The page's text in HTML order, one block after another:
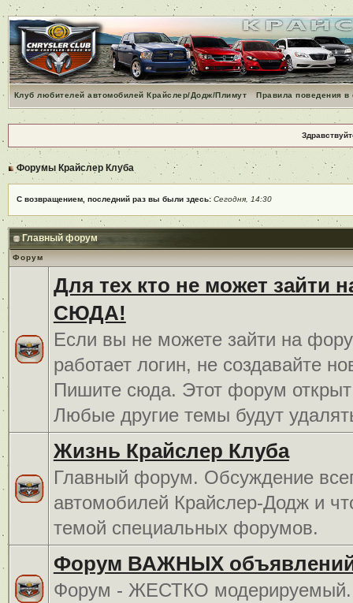
Клуб любителей автомобилей Крайслер/Додж/Плимут Правила поведения
Форумы Крайслер Клуба
С возвращением, последний раз вы были здесь: Сегодня, 14:30
Главный форум
Форум
Для тех кто не может зайти
СЮДА!
Если вы не можете зайти на
работает логин, не создавайте
Пишите сюда. Этот форум открыт
Любые другие темы будут
Жизнь Крайслер Клуба
Главный форум. Обсуждение
автомобилей Крайслер-Додж и
темой специальных форумов.
Форум ВАЖНЫХ
Форум - ЖЕСТКО